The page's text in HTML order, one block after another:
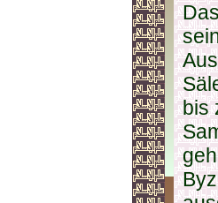
bis